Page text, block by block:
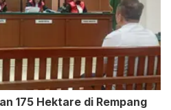
175 Hektare di Rempang